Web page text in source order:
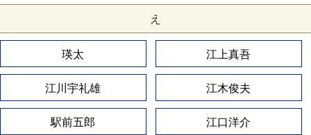
え
瑛太 江上真吾
江川宇礼雄 江木俊夫
駅前五郎 江口洋介